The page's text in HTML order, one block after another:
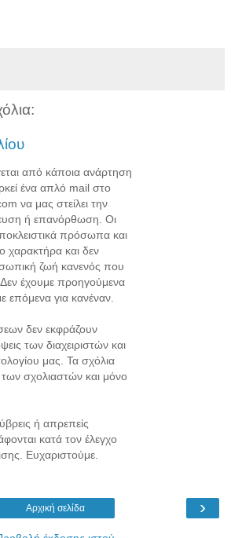
από κάποια ανάρτηση
ένα απλό mail στο
να μας στείλει την
ή επανόρθωση. Οι
πρόσωπα και
χαρακτήρα και δεν
ζωή κανενός που
έχουμε προηγούμενα
επόμενα για κανέναν.
δεν εκφράζουν
των διαχειριστών και
μας. Τα σχόλια
σχολιαστών και μόνο
ή απρεπείς
κατά τον έλεγχο
Ευχαριστούμε.
›
Αρχική σελίδα